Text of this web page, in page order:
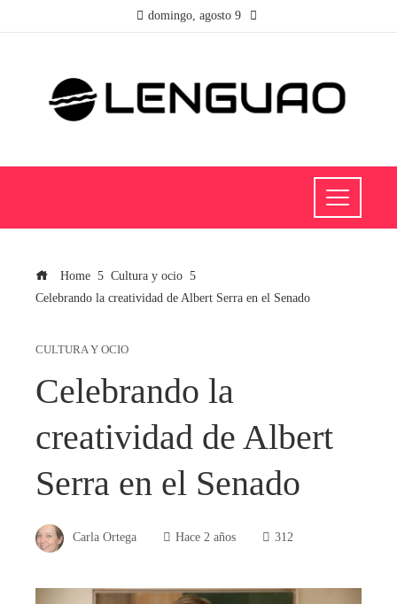
domingo, agosto 9
Home
Cultura y ocio
Celebrando la creatividad de Albert Serra en el Senado
CULTURA Y OCIO
Celebrando la
creatividad de Albert
Serra en el Senado
Carla Ortega Hace 2 años 312